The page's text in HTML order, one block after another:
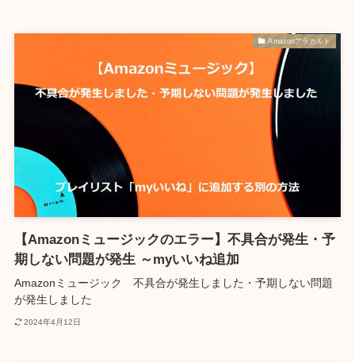
Amazonアラカルト
【Amazonミュージックのエラー】不具合が発生・予
期しない問題が発生 ～myいいね追加
Amazonミュージック 不具合が発生しました・予期しない問題
が発生しました
2024年4月12日